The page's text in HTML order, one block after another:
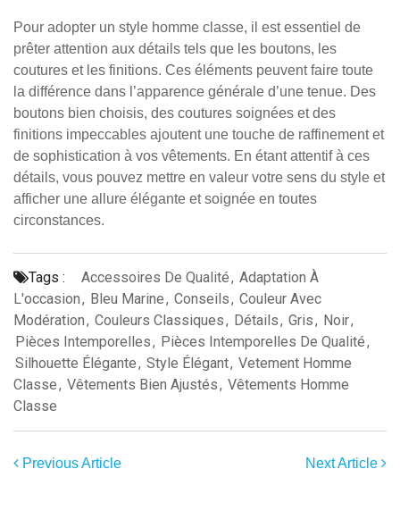
Pour adopter un style homme classe, il est essentiel de
prêter attention aux détails tels que les boutons, les
coutures et les finitions. Ces éléments peuvent faire toute
la différence dans l’apparence générale d’une tenue. Des
boutons bien choisis, des coutures soignées et des
finitions impeccables ajoutent une touche de raffinement et
de sophistication à vos vêtements. En étant attentif à ces
détails, vous pouvez mettre en valeur votre sens du style et
afficher une allure élégante et soignée en toutes
circonstances.
Tags : Accessoires De Qualité, Adaptation À
L'occasion, Bleu Marine, Conseils, Couleur Avec
Modération, Couleurs Classiques, Détails, Gris, Noir,
Pièces Intemporelles, Pièces Intemporelles De Qualité,
Silhouette Élégante, Style Élégant, Vetement Homme
Classe, Vêtements Bien Ajustés, Vêtements Homme
Classe
Previous Article Next Article